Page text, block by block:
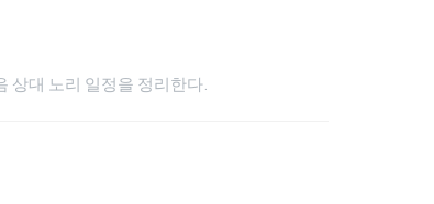
대 노리 일정을 정리한다.